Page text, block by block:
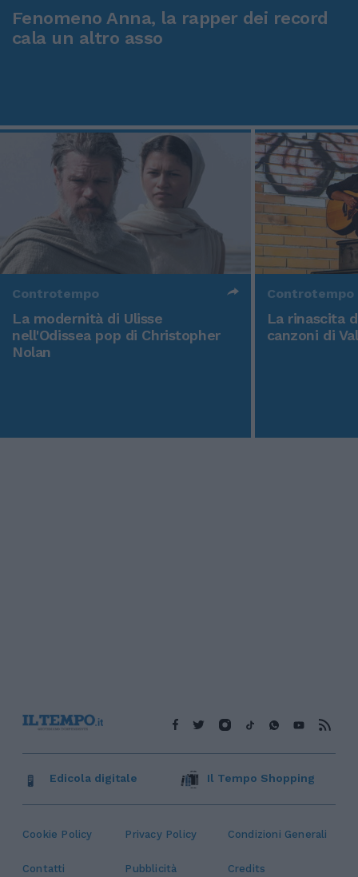
Fenomeno Anna, la rapper dei record
cala un altro asso
Controtempo
La modernità di Ulisse
nell'Odissea pop di Christopher
Nolan
Controtempo
La rinascita
canzoni di
Cookie Policy Privacy Policy Condizioni Generali
Contatti Pubblicità Credits
Edicola digitale Il Tempo Shopping